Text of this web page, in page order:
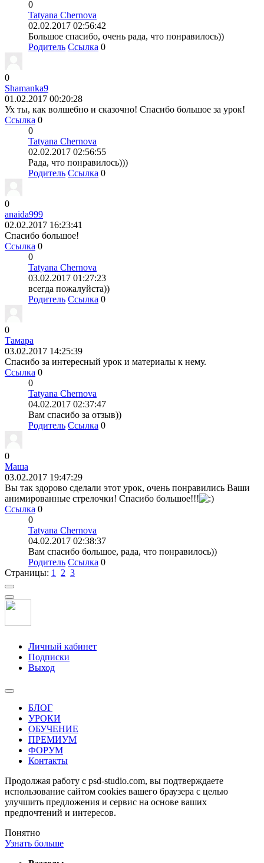
Tatyana Chernova
02.02.2017 02:56:42
Большое спасибо, очень рада, что понравилось))
Родитель Ссылка 0
Shamanka9
01.02.2017 00:20:28
Ух ты, как волшебно и сказочно! Спасибо большое за урок!
Ссылка 0
Tatyana Chernova
02.02.2017 02:56:55
Рада, что понравилось)))
Родитель Ссылка 0
anaida999
02.02.2017 16:23:41
Спасибо большое!
Ссылка 0
Tatyana Chernova
03.02.2017 01:27:23
всегда пожалуйста))
Родитель Ссылка 0
Тамара
03.02.2017 14:25:39
Спасибо за интересный урок и материалы к нему.
Ссылка 0
Tatyana Chernova
04.02.2017 02:37:47
Вам спасибо за отзыв))
Родитель Ссылка 0
Маша
03.02.2017 19:47:29
Вы так здорово сделали этот урок, очень понравились Ваши
анимированные стрелочки! Спасибо большое!!!
Ссылка 0
Tatyana Chernova
04.02.2017 02:38:37
Вам спасибо большое, рада, что понравилось))
Родитель Ссылка 0
Страницы:1
Личный кабинет
Подписки
Выход
БЛОГ
УРОКИ
ОБУЧЕНИЕ
ПРЕМИУМ
ФОРУМ
Контакты
Продолжая работу с psd-studio.com, вы подтверждаете
использование сайтом cookies вашего браузера с целью
улучшить предложения и сервис на основе ваших
предпочтений и интересов.
Понятно
Узнать больше